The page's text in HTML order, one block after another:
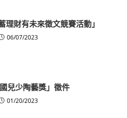
理財有未來徵文競賽活動」
06/07/2023
國兒少陶藝獎」徵件
01/20/2023